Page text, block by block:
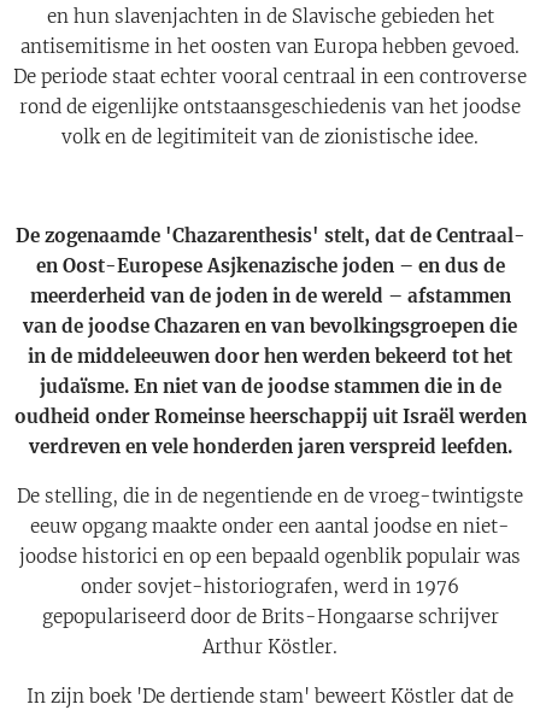
en hun slavenjachten in de Slavische gebieden het
antisemitisme in het oosten van Europa hebben gevoed.
De periode staat echter vooral centraal in een controverse
rond de eigenlijke ontstaansgeschiedenis van het joodse
volk en de legitimiteit van de zionistische idee.
De zogenaamde 'Chazarenthesis' stelt, dat de Centraal-
en Oost-Europese Asjkenazische joden – en dus de
meerderheid van de joden in de wereld – afstammen
van de joodse Chazaren en van bevolkingsgroepen die
in de middeleeuwen door hen werden bekeerd tot het
judaïsme. En niet van de joodse stammen die in de
oudheid onder Romeinse heerschappij uit Israël werden
verdreven en vele honderden jaren verspreid leefden.
De stelling, die in de negentiende en de vroeg-twintigste
eeuw opgang maakte onder een aantal joodse en niet-
joodse historici en op een bepaald ogenblik populair was
onder sovjet-historiografen, werd in 1976
gepopulariseerd door de Brits-Hongaarse schrijver
Arthur Köstler.
In zijn boek 'De dertiende stam' beweert Köstler dat de